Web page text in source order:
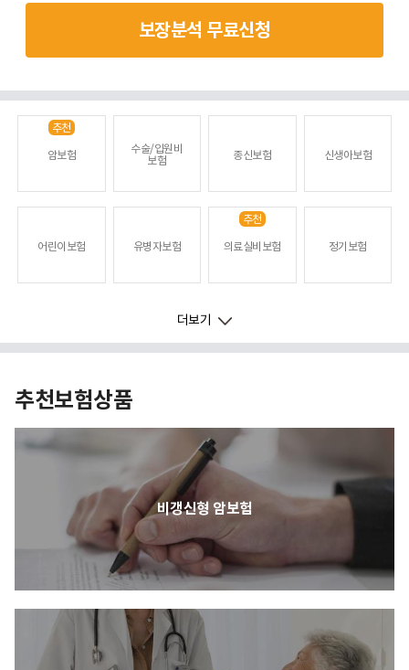
보장분석 무료신청
추천
암보험
수술/입원비
보험
종신보험 신생아보험
어린이보험 유병자보험
추천
의료실비보험
정기보험
상해보험
보험
치아보험 치매보험
변액연금
보장분석
더보기
추천보험상품
비갱신형 암보험